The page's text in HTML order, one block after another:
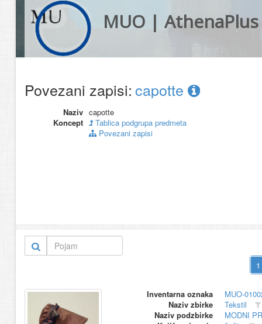
MUO | AthenaPlus
Povezani zapisi:capotte
Naziv capotte
Koncept
Tablica podgrupa predmeta
Povezani zapisi
Inventarna oznaka
MUO-
Naziv zbirke
Tekstil
Naziv podzbirke
MODNI